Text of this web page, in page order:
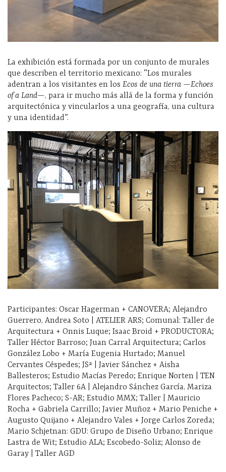
La exhibición está formada por un conjunto de murales
que describen el territorio mexicano: “Los murales
adentran a los visitantes en los Ecos de una tierra —Echoes
of a Land—, para ir mucho más allá de la forma y función
arquitectónica y vincularlos a una geografía, una cultura
y una identidad”.
Participantes: Oscar Hagerman + CANOVERA; Alejandro
Guerrero, Andrea Soto | ATELIER ARS; Comunal: Taller de
Arquitectura + Onnis Luque; Isaac Broid + PRODUCTORA;
Taller Héctor Barroso; Juan Carral Arquitectura; Carlos
González Lobo + María Eugenia Hurtado; Manuel
Cervantes Céspedes; JSª | Javier Sánchez + Aisha
Ballesteros; Estudio Macías Peredo; Enrique Norten | TEN
Arquitectos; Taller 6A | Alejandro Sánchez García, Mariza
Flores Pacheco; S-AR; Estudio MMX; Taller | Mauricio
Rocha + Gabriela Carrillo; Javier Muñoz + Mario Peniche +
Augusto Quijano + Alejandro Vales + Jorge Carlos Zoreda;
Mario Schjetnan: GDU: Grupo de Diseño Urbano; Enrique
Lastra de Wit; Estudio ALA; Escobedo-Soliz; Alonso de
Garay | Taller AGD